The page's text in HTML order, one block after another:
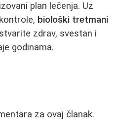
plan lečenja. Uz
biološki tretmani
zdrav, svestan i
godinama.
za ovaj članak.